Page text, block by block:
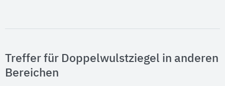
Treffer für Doppelwulstziegel in anderen
Bereichen